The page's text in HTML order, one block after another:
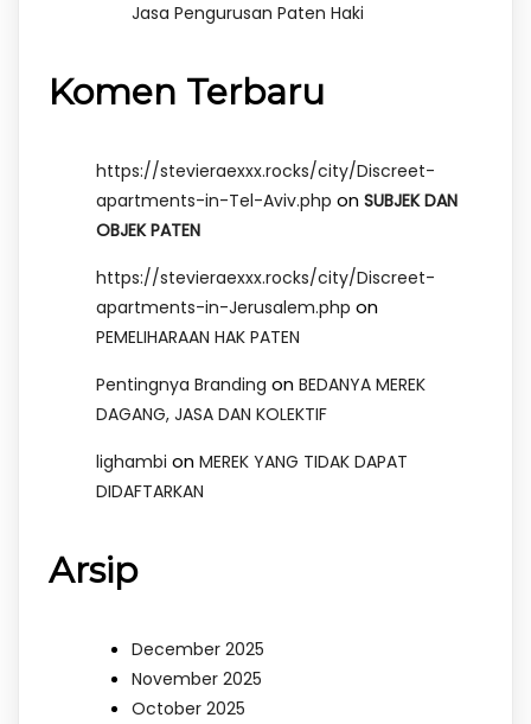
Jasa Pengurusan Paten Haki
Komen Terbaru
https://stevieraexxx.rocks/city/Discreet-
apartments-in-Tel-Aviv.php on SUBJEK DAN
OBJEK PATEN
https://stevieraexxx.rocks/city/Discreet-
apartments-in-Jerusalem.php on
PEMELIHARAAN HAK PATEN
Pentingnya Branding on BEDANYA MEREK
DAGANG, JASA DAN KOLEKTIF
lighambi on MEREK YANG TIDAK DAPAT
DIDAFTARKAN
Arsip
December 2025
November 2025
October 2025